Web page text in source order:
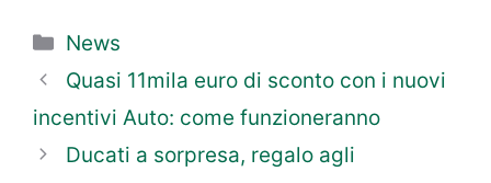
Categorie
News
Quasi 11mila euro di sconto con i nuovi
incentivi Auto: come funzioneranno
Ducati a sorpresa, regalo agli